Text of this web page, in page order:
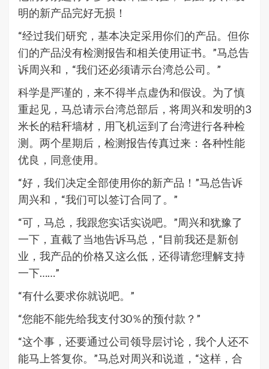
明的新产品完好无损！
“经过我们研究，基本决定采用你们的产品。但你
们的产品没有检测报告和相关使用证书。”马总告
诉周兴和，“我们还必须请示台湾总公司。”
科学是严谨的，来不得半点虚伪和假设。为了慎
重起见，马总请示台湾总部后，将周兴和发明的3
米长的秸秆墙材，用飞机运到了台湾进行各种检
测。两个星期后，检测报告传真过来：各种性能
优良，同意使用。
“好，我们决定全部使用你的新产品！”马总告诉
周兴和，“我们可以签订合同了。”
“可，马总，我跟您实话实说吧。”周兴和犹豫了
一下，直截了当地告诉马总，“目前我还是新创
业，我产品的价格又这么低，还得请您理解支持
一下……”
“有什么要求你就说吧。”
“您能不能先给我支付30％的预付款？”
“这个事，还要通过公司领导层讨论，我个人还不
能马上答复你。”马总对周兴和说道，“这样，合